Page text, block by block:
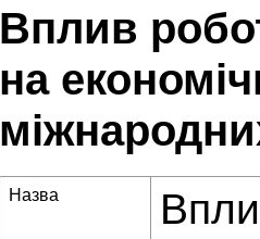
Вплив
на
Назва